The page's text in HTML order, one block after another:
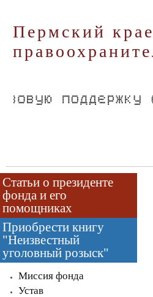
Пермский
Статьи о президенте
фонда и его
помощниках
Приобрести книгу
"Неизвестный
уголовный розыск"
Миссия фонда
Устав